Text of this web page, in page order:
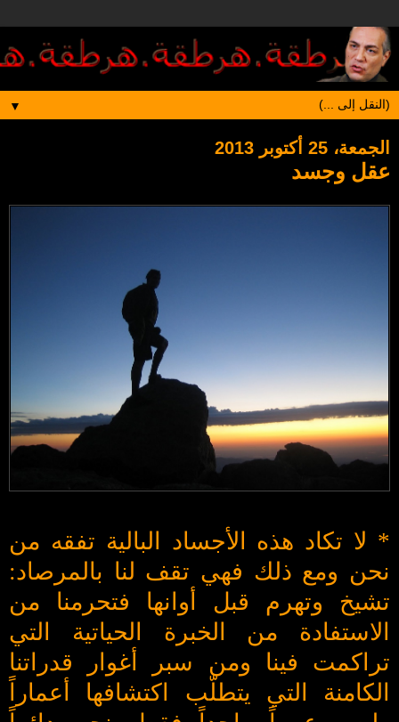
▼
الجمعة، 25 أكتوبر 2013
عقل وجسد
* لا تكاد هذه الأجساد البالية تفقه من
نحن ومع ذلك فهي تقف لنا بالمرصاد:
تشيخ وتهرم قبل أوانها فتحرمنا من
الاستفادة من الخبرة الحياتية التي
تراكمت فينا ومن سبر أغوار قدراتنا
الكامنة التي يتطلّب اكتشافها أعماراً